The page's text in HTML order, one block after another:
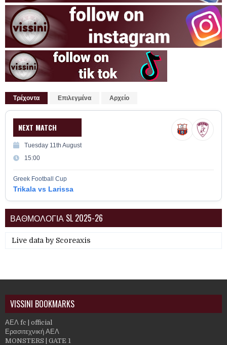
Τρέχοντα Επιλεγμένα Αρχείο
NEXT MATCH
Tuesday 11th August
15:00
Greek Football Cup
Trikala vs Larissa
ΒΑΘΜΟΛΟΓΙΑ SL 2025-26
Live data by Scoreaxis
VISSINI BOOKMARKS
ΑΕΛ fc | official
Ερασιτεχνική ΑΕΛ
MONSTERS | GATE 1